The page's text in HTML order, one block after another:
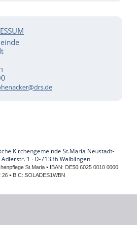
Kirchengemeinde St.Maria Neustadt-
Adlerstr. 1 · D-71336 Waiblingen
St.Maria ▪ IBAN: DE50 6025 0010 0000
26 ▪ BIC: SOLADES1WBN